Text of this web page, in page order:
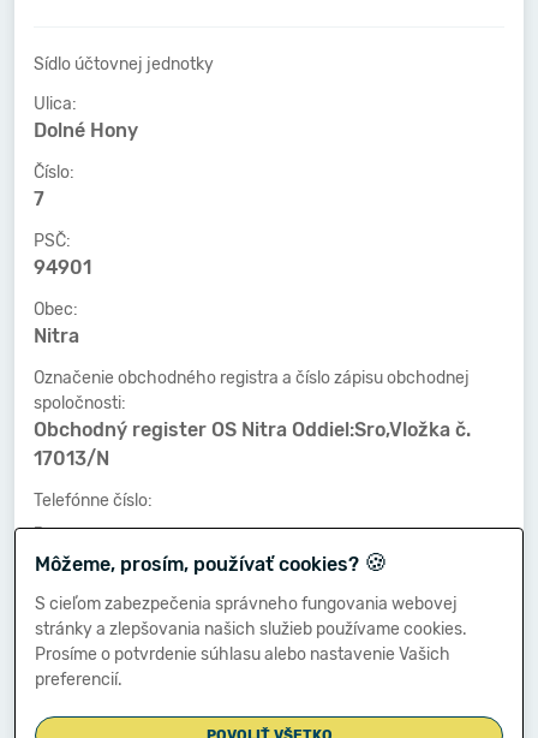
Sídlo účtovnej jednotky
Ulica:
Dolné Hony
Číslo:
7
PSČ:
94901
Obec:
Nitra
Označenie obchodného registra a číslo zápisu obchodnej
spoločnosti:
Obchodný register OS Nitra Oddiel:Sro,Vložka č.
17013/N
Telefónne číslo:
-
Faxové číslo:
-
E-mailová adresa:
-
Môžeme, prosím, používať cookies? 🍪
S cieľom zabezpečenia správneho fungovania webovej
stránky a zlepšovania našich služieb používame cookies.
Prosíme o potvrdenie súhlasu alebo nastavenie Vašich
preferencií.